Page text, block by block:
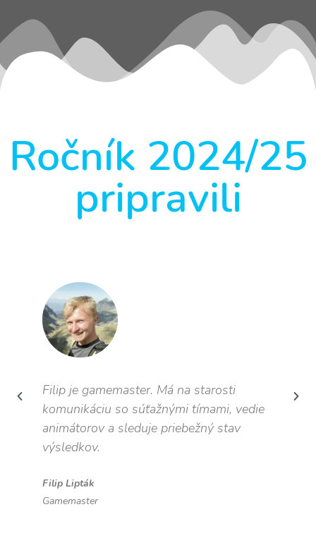
Ročník 2024/25
pripravili
Filip je gamemaster. Má na starosti
komunikáciu so súťažnými tímami, vedie
animátorov a sleduje priebežný stav
výsledkov.
Filip Lipták
Gamemaster